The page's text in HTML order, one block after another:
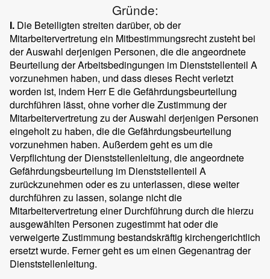
Gründe:
I. Die Beteiligten streiten darüber, ob der
Mitarbeitervertretung ein Mitbestimmungsrecht zusteht bei
der Auswahl derjenigen Personen, die die angeordnete
Beurteilung der Arbeitsbedingungen im Dienststellenteil A
vorzunehmen haben, und dass dieses Recht verletzt
worden ist, indem Herr E die Gefährdungsbeurteilung
durchführen lässt, ohne vorher die Zustimmung der
Mitarbeitervertretung zu der Auswahl derjenigen Personen
eingeholt zu haben, die die Gefährdungsbeurteilung
vorzunehmen haben. Außerdem geht es um die
Verpflichtung der Dienststellenleitung, die angeordnete
Gefährdungsbeurteilung im Dienststellenteil A
zurückzunehmen oder es zu unterlassen, diese weiter
durchführen zu lassen, solange nicht die
Mitarbeitervertretung einer Durchführung durch die hierzu
ausgewählten Personen zugestimmt hat oder die
verweigerte Zustimmung bestandskräftig kirchengerichtlich
ersetzt wurde. Ferner geht es um einen Gegenantrag der
Dienststellenleitung.